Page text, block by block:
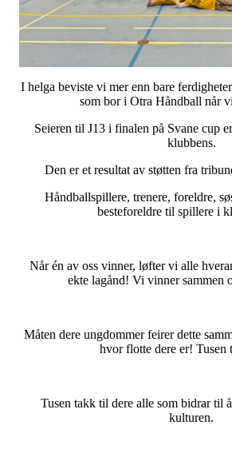
I helga beviste vi mer enn bare
som bor i Otra Håndball når
Seieren til J13 i finalen på Svane cup
klubbens.
Den er et resultat av støtten fra
Håndballspillere, trenere, foreldre,
besteforeldre til spillere i
Når én av oss vinner, løfter vi alle
ekte lagånd! Vi vinner sammen
Måten dere ungdommer feirer dette
hvor flotte dere er! Tusen
Tusen takk til dere alle som bidrar til
kulturen.